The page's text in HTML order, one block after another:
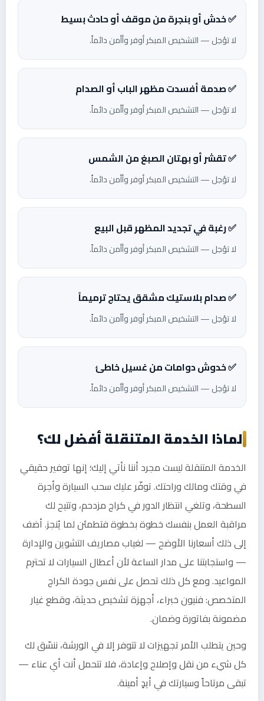
✅ خدش أو بنجرة من موقف أو حادث بسيط
لا تؤجل — التشخيص المبكر أوفر وأأمن دائماً.
✅ صدمة أفسدت مظهر الباب أو الصدام
لا تؤجل — التشخيص المبكر أوفر وأأمن دائماً.
✅ تقشر أو بهتان الصبغ من الشمس
لا تؤجل — التشخيص المبكر أوفر وأأمن دائماً.
✅ رغبة في تجديد المظهر قبل البيع
لا تؤجل — التشخيص المبكر أوفر وأأمن دائماً.
✅ صدام بلاستيك مشقق يحتاج ترميماً
لا تؤجل — التشخيص المبكر أوفر وأأمن دائماً.
✅ خدوش دوامات من غسيل خاطئ
لا تؤجل — التشخيص المبكر أوفر وأأمن دائماً.
لماذا الخدمة المتنقلة أفضل لك؟
الخدمة المتنقلة ليست مجرد أننا نأتي إليك؛ إنها توفير حقيقي
في وقتك ومالك وراحتك. توفّر عليك سحب السيارة وأجرة
السطحة، وتلغي انتظار الدور في كراج مزدحم، وتتيح لك
مراقبة العمل بنفسك خطوة بخطوة فتطمئن لما يُنجز. أضف
إلى ذلك أسعارنا الأوضح — لغياب مصاريف التشوين والإدارة
— واستجابتنا على مدار الساعة لأن أعطال السيارات لا تحترم
المواعيد. ومع كل ذلك تحصل على نفس جودة الكراج
المتخصص: فنيون خبراء، أجهزة تشخيص حديثة، وقطع غيار
مضمونة بفاتورة وضمان.
وحين يتطلب الأمر تجهيزات لا تتوفر إلا في الورشة، ننسّق لك
كل شيء من نقل وإصلاح وإعادة، فلا تتحمل أنت أي عناء —
تبقى مرتاحاً وسيارتك في أيدٍ أمينة.